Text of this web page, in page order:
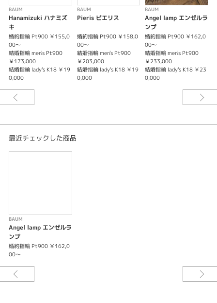
婚約指輪 アンティーク
紹介文
エンゼルランプ 幸福を告げる
幸せの始まり
※婚約指輪のセンターダイヤモンドは価格に含まれません。
※選ばれる素材・ダイヤモンドグレードによって価格が変わります。
詳しくはスタッフまでお問い合わせくださいませ。
※税込み価格となっております。
BAUM
Hanamizuki ハナミズ
キ
婚約指輪 Pt900 ￥155,0
00～
結婚指輪 men's Pt900
￥173,000
結婚指輪 lady's K18 ￥19
0,000
BAUM
Pieris ピエリス
婚約指輪 Pt900 ￥158,0
00～
結婚指輪 men's Pt900
￥203,000
結婚指輪 lady's K18 ￥19
0,000
BAUM
Angel lamp エンゼルラ
ンプ
婚約指輪 Pt900 ￥162,0
00～
結婚指輪 men's Pt900
￥233,000
結婚指輪 lady's K18 ￥23
0,000
最近チェックした商品
BAUM
Angel lamp エンゼルラ
ンプ
婚約指輪 Pt900 ￥162,0
00～